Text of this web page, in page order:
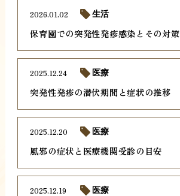
保育園での突発性発疹感染とその対策
2026.01.02 生活
突発性発疹の潜伏期間と症状の推移
2025.12.24 医療
風邪の症状と医療機関受診の目安
2025.12.20 医療
2025.12.19 医療